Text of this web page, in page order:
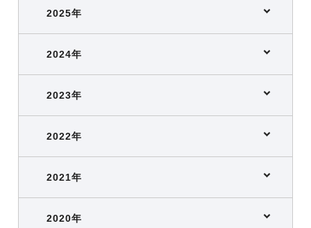
2025年
2024年
2023年
2022年
2021年
2020年